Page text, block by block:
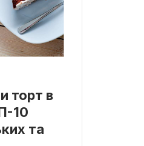
торт в
10
та